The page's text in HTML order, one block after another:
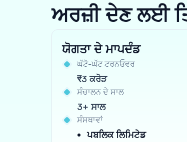
ਅਰਜ਼ੀ ਦੇਣ ਲਈ
ਯੋਗਤਾ ਦੇ ਮਾਪਦੰਡ
ਘੱਟੋ-ਘੱਟ ਟਰਨਓਵਰ
₹3 ਕਰੋੜ
ਸੰਚਾਲਨ ਦੇ ਸਾਲ
3+ ਸਾਲ
ਸੰਸਥਾਵਾਂ
ਪਬਲਿਕ ਲਿਮਿਟੇਡ